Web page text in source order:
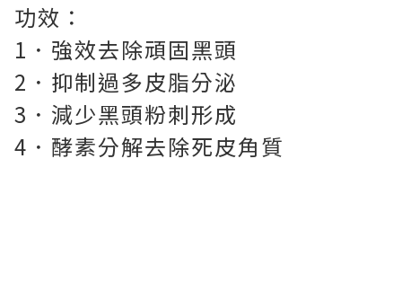
功效：
1．強效去除頑固黑頭
2．抑制過多皮脂分泌
3．減少黑頭粉刺形成
4．酵素分解去除死皮角質